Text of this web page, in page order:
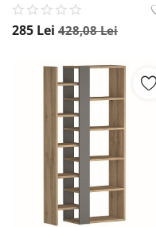
285 Lei 428,08Lei